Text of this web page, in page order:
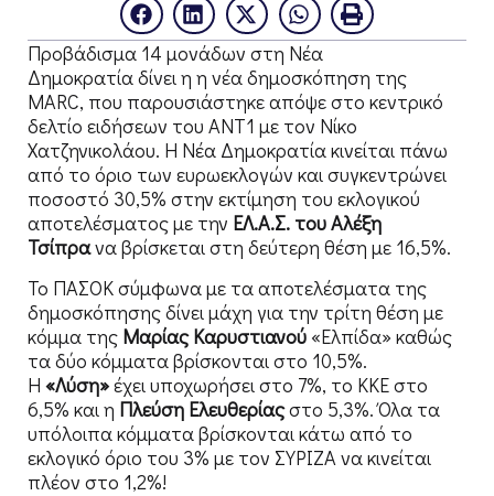
Προβάδισμα 14 μονάδων στη Νέα
Δημοκρατία δίνει η η νέα δημοσκόπηση της
MARC, που παρουσιάστηκε απόψε στο κεντρικό
δελτίο ειδήσεων του ΑΝΤ1 με τον Νίκο
Χατζηνικολάου. Η Νέα Δημοκρατία κινείται πάνω
από το όριο των ευρωεκλογών και συγκεντρώνει
ποσοστό 30,5% στην εκτίμηση του εκλογικού
αποτελέσματος με την ΕΛ.Α.Σ. του Αλέξη
Τσίπρανα βρίσκεται στη δεύτερη θέση με 16,5%.
Το ΠΑΣΟΚ σύμφωνα με τα αποτελέσματα της
δημοσκόπησης δίνει μάχη για την τρίτη θέση με
κόμμα της Μαρίας Καρυστιανού «Ελπίδα» καθώς
τα δύο κόμματα βρίσκονται στο 10,5%.
Η «Λύση»έχει υποχωρήσει στο 7%, το ΚΚΕ στο
6,5% και η Πλεύση Ελευθερίαςστο 5,3%. Όλα τα
υπόλοιπα κόμματα βρίσκονται κάτω από το
εκλογικό όριο του 3% με τον ΣΥΡΙΖΑ να κινείται
πλέον στο 1,2%!